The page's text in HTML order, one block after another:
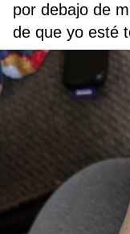
por debajo de
de que yo esté